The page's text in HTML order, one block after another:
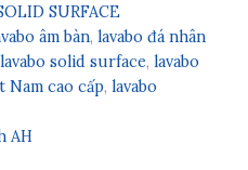
SURFACE
âm bàn, lavabo đá nhân
lavabo solid surface, lavabo
Nam cao cấp, lavabo
AH